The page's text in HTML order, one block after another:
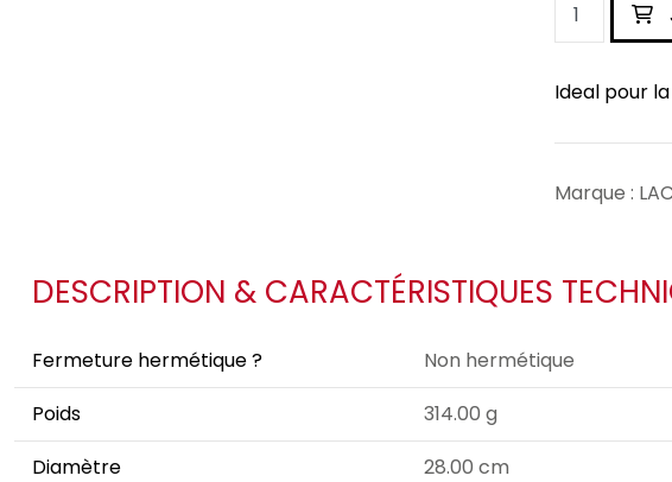
Ideal pour
Marque :
DESCRIPTION & CARACTÉRISTIQUES
Fermeture hermétique ?
Non hermétique
Poids
314.00 g
Diamètre
28.00 cm